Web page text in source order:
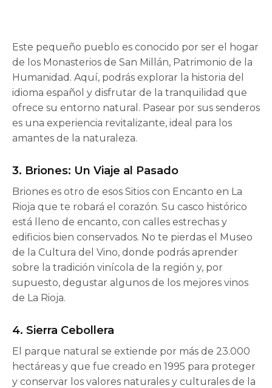
Este pequeño pueblo es conocido por ser el hogar
de los Monasterios de San Millán, Patrimonio de la
Humanidad. Aquí, podrás explorar la historia del
idioma español y disfrutar de la tranquilidad que
ofrece su entorno natural. Pasear por sus senderos
es una experiencia revitalizante, ideal para los
amantes de la naturaleza.
3. Briones: Un Viaje al Pasado
Briones es otro de esos Sitios con Encanto en La
Rioja que te robará el corazón. Su casco histórico
está lleno de encanto, con calles estrechas y
edificios bien conservados. No te pierdas el Museo
de la Cultura del Vino, donde podrás aprender
sobre la tradición vinícola de la región y, por
supuesto, degustar algunos de los mejores vinos
de La Rioja.
4. Sierra Cebollera
El parque natural se extiende por más de 23.000
hectáreas y que fue creado en 1995 para proteger
y conservar los valores naturales y culturales de la